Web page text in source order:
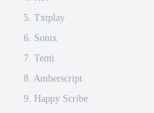
5. Txtplay
6. Sonix
7. Temi
8. Amberscript
9. Happy Scribe